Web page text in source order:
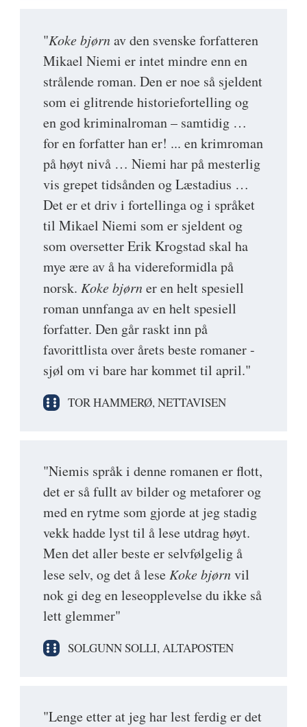
"Koke bjørnav den svenske forfatteren
Mikael Niemi er intet mindre enn en
strålende roman. Den er noe så sjeldent
som ei glitrende historiefortelling og
en god kriminalroman – samtidig …
for en forfatter han er! ... en krimroman
på høyt nivå … Niemi har på mesterlig
vis grepet tidsånden og Læstadius …
Det er et driv i fortellinga og i språket
til Mikael Niemi som er sjeldent og
som oversetter Erik Krogstad skal ha
mye ære av å ha videreformidla på
norsk. Koke bjørner en helt spesiell
roman unnfanga av en helt spesiell
forfatter. Den går raskt inn på
favorittlista over årets beste romaner -
sjøl om vi bare har kommet til april."
TOR HAMMERØ, NETTAVISEN
"Niemis språk i denne romanen er flott,
det er så fullt av bilder og metaforer og
med en rytme som gjorde at jeg stadig
vekk hadde lyst til å lese utdrag høyt.
Men det aller beste er selvfølgelig å
lese selv, og det å leseKoke bjørnvil
nok gi deg en leseopplevelse du ikke så
lett glemmer"
SOLGUNN SOLLI, ALTAPOSTEN
"Lenge etter at jeg har lest ferdig er det